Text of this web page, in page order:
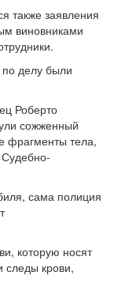
также заявления
виновниками
делу были
Роберто
сожженный
фрагменты тела,
сама полиция
которую носят
следы крови,